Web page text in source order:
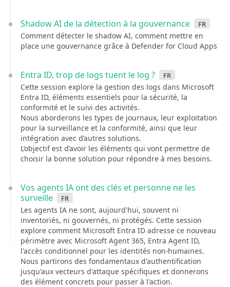
Shadow AI de la détection à la gouvernance fr
Comment détecter le shadow AI, comment mettre en
place une gouvernance grâce à Defender for Cloud Apps
Entra ID, trop de logs tuent le log ? fr
Cette session explore la gestion des logs dans Microsoft
Entra ID, éléments essentiels pour la sécurité, la
conformité et le suivi des activités.
Nous aborderons les types de journaux, leur exploitation
pour la surveillance et la conformité, ainsi que leur
intégration avec d’autres solutions.
L’objectif est d’avoir les éléments qui vont permettre de
choisir la bonne solution pour répondre à mes besoins.
Vos agents IA ont des clés et personne ne les
surveille
fr
Les agents IA ne sont, aujourd'hui, souvent ni
inventoriés, ni gouvernés, ni protégés. Cette session
explore comment Microsoft Entra ID adresse ce nouveau
périmètre avec Microsoft Agent 365, Entra Agent ID,
l'accès conditionnel pour les identités non-humaines.
Nous partirons des fondamentaux d'authentification
jusqu'aux vecteurs d'attaque spécifiques et donnerons
des élément concrets pour passer à l'action.